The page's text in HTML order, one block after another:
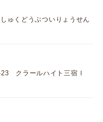
ゅくどうぶついりょうせん
23 クラールハイト三宿Ⅰ